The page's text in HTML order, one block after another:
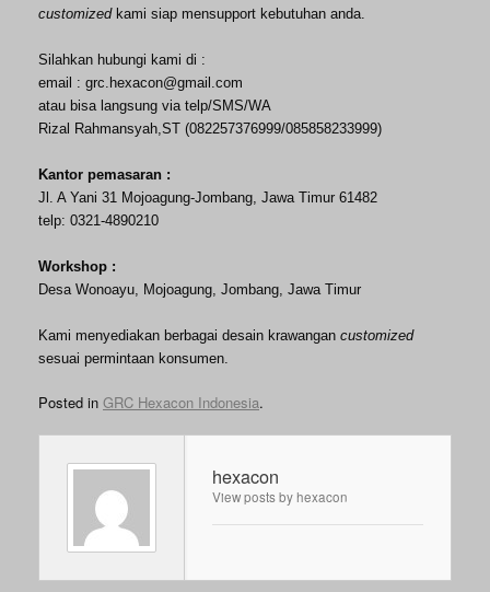
customizedkami siap mensupport kebutuhan anda.
Silahkan hubungi kami di :
email : grc.hexacon@gmail.com
atau bisa langsung via telp/S MS/WA
Rizal Rahmansyah,ST (082257376999/085858233999)
Kantor pemasaran :
Jl. A Yani 31 Mojoagung-Jombang, Jawa Timur 61482
telp: 0321-4890210
Workshop :
Desa Wonoayu, Mojoagung, Jombang, Jawa Timur
Kami menyediakan berbagai desain krawangan customized
sesuai permintaan konsumen.
Posted in GRC Hexacon Indonesia.
hexacon
View posts by hexacon